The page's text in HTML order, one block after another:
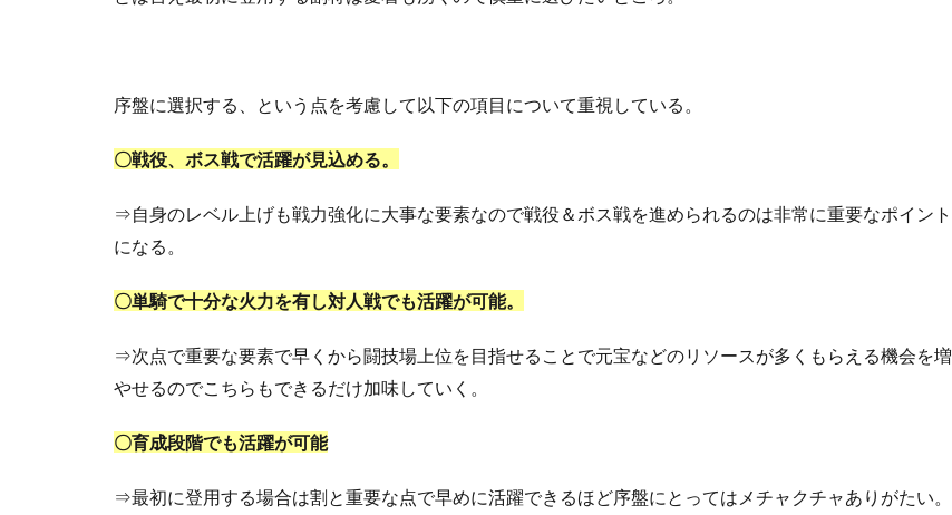
序盤に選択する、という点を考慮して以下の項目について重視している。
〇戦役、ボス戦で活躍が見込める。
⇒自身のレベル上げも戦力強化に大事な要素なので戦役＆ボス戦を進められるのは非常に重要なポイント
になる。
〇単騎で十分な火力を有し対人戦でも活躍が可能。
⇒次点で重要な要素で早くから闘技場上位を目指せることで元宝などのリソースが多くもらえる機会を増
やせるのでこちらもできるだけ加味していく。
〇育成段階でも活躍が可能
⇒最初に登用する場合は割と重要な点で早めに活躍できるほど序盤にとってはメチャクチャありがたい。